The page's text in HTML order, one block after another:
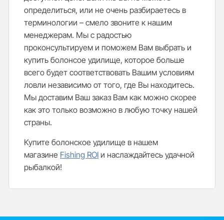
определиться, или не очень разбираетесь в
терминологии – смело звоните к нашим
менеджерам. Мы с радостью
проконсультируем и поможем Вам выбрать и
купить болонсое удилище, которое больше
всего будет соответствовать Вашим условиям
ловли независимо от того, где Вы находитесь.
Мы доставим Ваш заказ Вам как можно скорее
как это только возможно в любую точку нашей
страны.
Купите болонское удилище в нашем
магазине Fishing ROI и наслаждайтесь удачной
рыбалкой!